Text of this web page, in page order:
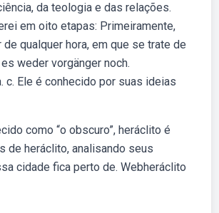
da teologia e das relações.
em oito etapas: Primeiramente,
qualquer hora, em que se trate de
weder vorgänger noch.
Ele é conhecido por suas ideias
como “o obscuro”, heráclito é
de heráclito, analisando seus
cidade fica perto de. Webheráclito